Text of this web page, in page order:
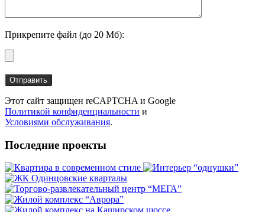
Прикрепите файл (до 20 Мб):
Этот сайт защищен reCAPTCHA и Google
Политикой конфиденциальности и
Условиями обслуживания.
Последние проекты